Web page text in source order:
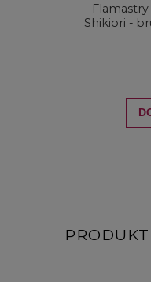
Shikiori -